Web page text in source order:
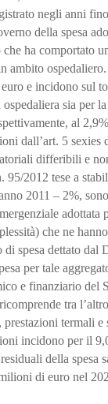
negli anni
della spesa
ha comportato
ambito
e incidono sul
ospedaliera sia per
al
dall’art. 5
differibili e
2012 tese a
2011 – 2%,
che ne
spesa dettato dal
per tale
e finanziario del
tra
termali e
incidono per il
della spesa
di euro nel